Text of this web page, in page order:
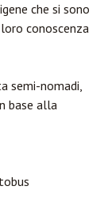
che si sono
conoscenza
semi-nomadi,
base alla